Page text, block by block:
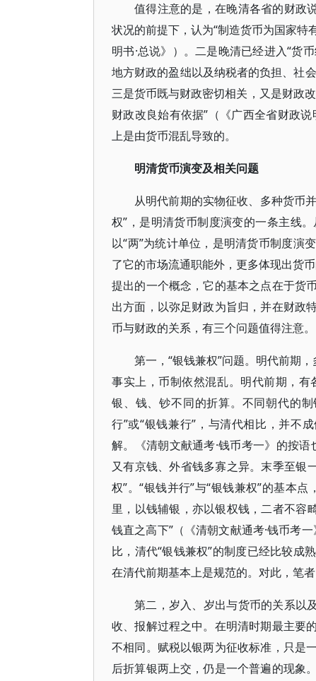
值得注意的是，在晚清各省的财政
状况的前提下，认为“制造货币为国家特
明书·总说》）。二是晚清已经进入“货
地方财政的盈绌以及纳税者的负担、社
三是货币既与财政密切相关，又是财政
财政改良始有依据”（《广西全省财政
上是由货币混乱导致的。
明清货币演变及相关问题
从明代前期的实物征收、多种货币
权”，是明清货币制度演变的一条主线
以“两”为统计单位，是明清货币制度演
了它的市场流通职能外，更多体现出货
提出的一个概念，它的基本之点在于货
出方面，以弥足财政为旨归，并在财政
币与财政的关系，有三个问题值得注意。
第一，“银钱兼权”问题。明代前期
事实上，币制依然混乱。明代前期，
银、钱、钞不同的折算。不同朝代的
行”或“银钱兼行”，与清代相比，并不
解。《清朝文献通考·钱币考一》的按
又有京钱、外省钱多寡之异。末季至银
权”。“银钱并行”与“银钱兼权”的基本
里，以钱辅银，亦以银权钱，二者不容
钱直之高下”（《清朝文献通考·钱币考
比，清代“银钱兼权”的制度已经比较
在清代前期基本上是规范的。对此，笔
第二，岁入、岁出与货币的关系以
收、报解过程之中。在明清时期最主
不相同。赋税以银两为征收标准，只是
后折算银两上交，仍是一个普遍的现象